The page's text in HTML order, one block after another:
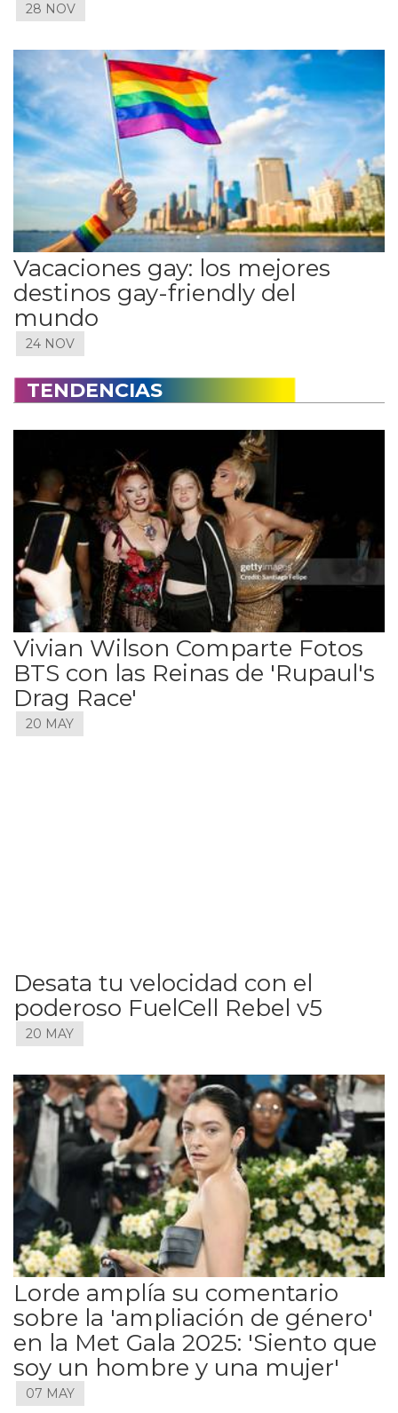
28 NOV
Vacaciones gay: los mejores
destinos gay-friendly del
mundo
24 NOV
TENDENCIAS
Vivian Wilson Comparte Fotos
BTS con las Reinas de 'Rupaul's
Drag Race'
20 MAY
Desata tu velocidad con el
poderoso FuelCell Rebel v5
20 MAY
Lorde amplía su comentario
sobre la 'ampliación de género'
en la Met Gala 2025: 'Siento que
soy un hombre y una mujer'
07 MAY